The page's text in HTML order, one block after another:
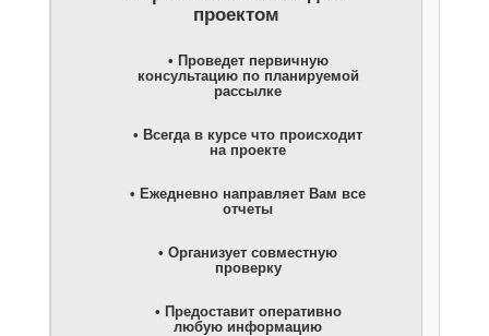
проектом
• Проведет первичную
консультацию по планируемой
рассылке
• Всегда в курсе что происходит
на проекте
• Ежедневно направляет Вам все
отчеты
• Организует совместную
проверку
• Предоставит оперативно
любую информацию